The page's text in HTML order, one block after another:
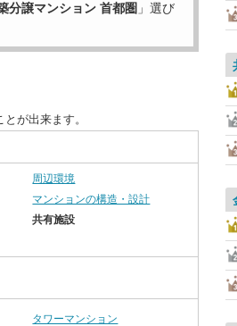
分譲マンション 首都圏 」選び
が出来ます。
周辺環境
マンションの構造・設計
共有施設
タワーマンション